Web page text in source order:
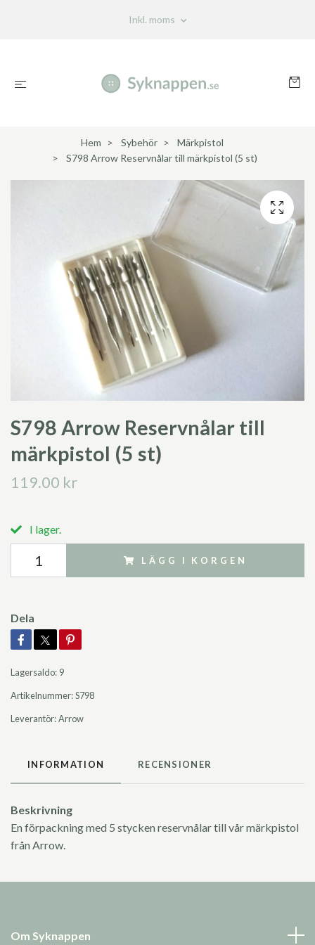
Inkl. moms
Hem Sybehör
Märkpistol
S798 Arrow Reservnålar till märkpistol (5 st)
S798 Arrow Reservnålar till
märkpistol (5 st)
119.00 kr
I lager.
LÄGG I KORGEN
Dela
Lagersaldo: 9
Artikelnummer:S798
Leverantör:Arrow
INFORMATION RECENSIONER
Beskrivning
En förpackning med 5 stycken reservnålar till vår märkpistol
från Arrow.
Om Syknappen